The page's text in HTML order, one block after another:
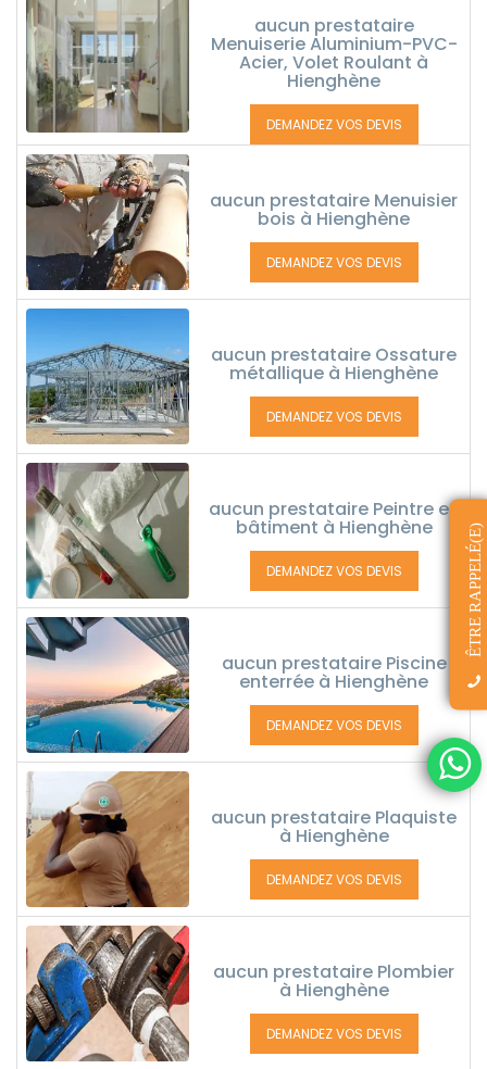
aucun prestataire
Menuiserie Aluminium-PVC-
Acier, Volet Roulant à
Hienghène
DEMANDEZ VOS DEVIS
aucun prestataire Menuisier
bois à Hienghène
DEMANDEZ VOS DEVIS
aucun prestataire Ossature
métallique à Hienghène
DEMANDEZ VOS DEVIS
aucun prestataire Peintre en
bâtiment à Hienghène
DEMANDEZ VOS DEVIS
aucun prestataire Piscine
enterrée à Hienghène
DEMANDEZ VOS DEVIS
aucun prestataire Plaquiste
à Hienghène
DEMANDEZ VOS DEVIS
aucun prestataire Plombier
à Hienghène
DEMANDEZ VOS DEVIS
ÊTRE RAPPELÉ(E)